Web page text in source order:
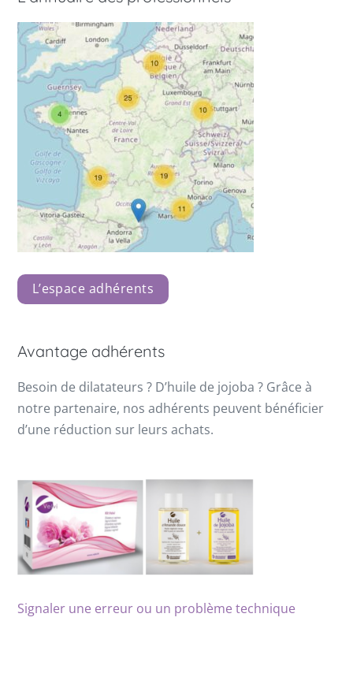
L’espace adhérents
Avantage adhérents
Besoin de dilatateurs ? D’huile de jojoba ? Grâce à
notre partenaire, nos adhérents peuvent bénéficier
d’une réduction sur leurs achats.
Signaler une erreur ou un problème technique